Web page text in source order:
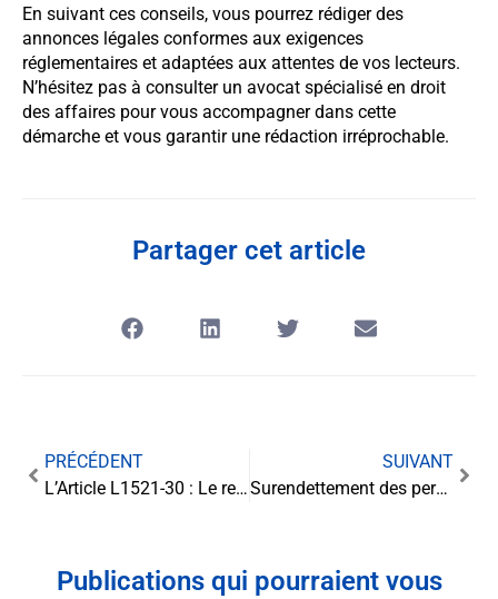
En suivant ces conseils, vous pourrez rédiger des
annonces légales conformes aux exigences
réglementaires et adaptées aux attentes de vos lecteurs.
N’hésitez pas à consulter un avocat spécialisé en droit
des affaires pour vous accompagner dans cette
démarche et vous garantir une rédaction irréprochable.
Partager cet article
PRÉCÉDENT
L’Article L1521-30 : Le respect du développement de l’enfant au cœur de la politique
SUIVANT
Surendettement des personnes physiques : comment l’éviter et y faire face
Publications qui pourraient vous